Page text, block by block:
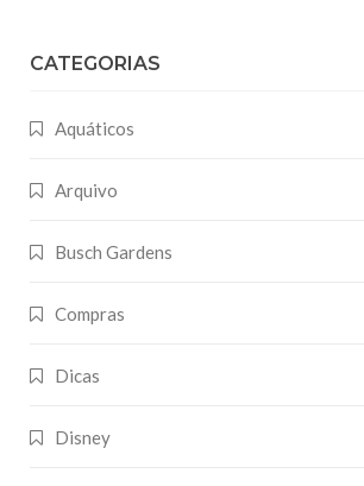
CATEGORIAS
Aquáticos
Arquivo
Busch Gardens
Compras
Dicas
Disney